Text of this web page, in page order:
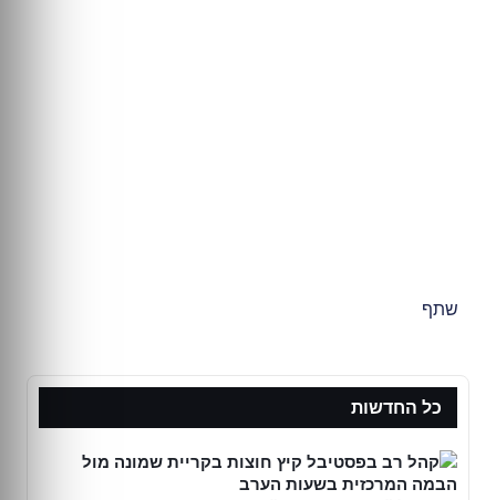
שתף
כל החדשות